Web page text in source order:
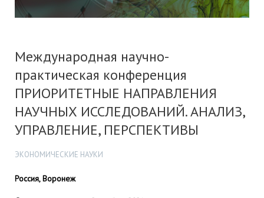
Международная научно-
практическая конференция
ПРИОРИТЕТНЫЕ НАПРАВЛЕНИЯ
НАУЧНЫХ ИССЛЕДОВАНИЙ. АНАЛИЗ,
УПРАВЛЕНИЕ, ПЕРСПЕКТИВЫ
ЭКОНОМИЧЕСКИЕ НАУКИ
Россия, Воронеж